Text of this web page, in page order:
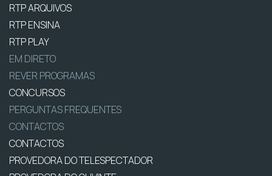
RTP ARQUIVOS
RTP ENSINA
RTP PLAY
EM DIRETO
REVER PROGRAMAS
CONCURSOS
PERGUNTAS FREQUENTES
CONTACTOS
CONTACTOS
PROVEDORA DO TELESPECTADOR